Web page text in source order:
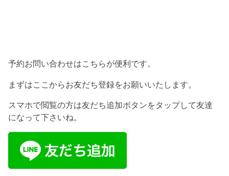
予約お問い合わせはこちらが便利です。
まずはここからお友だち登録をお願いいたします。
スマホで閲覧の方は友だち追加ボタンをタップして友達
になって下さいね。